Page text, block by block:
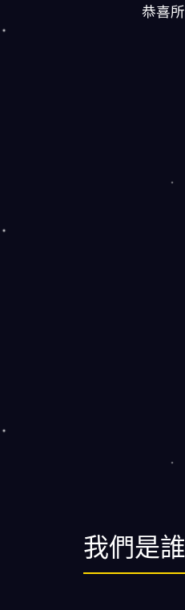
恭喜
我們是